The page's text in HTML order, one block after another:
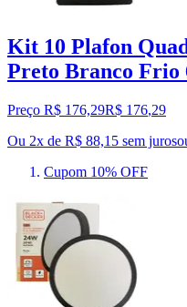
Kit 10 Plafon
Preto Branco Frio
Preço R$ 176,29R$ 176,29
Ou 2x de R$ 88,15 sem juros
Cupom 10% OFF